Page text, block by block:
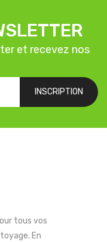
et recevez nos
INSCRIPTION
tous vos
En